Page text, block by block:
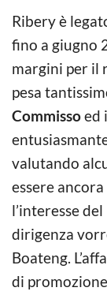
Ribery è
fino a giugno
margini per il
pesa
Commissoed
valutando
essere
l’interesse
dirigenza
Boateng.
di